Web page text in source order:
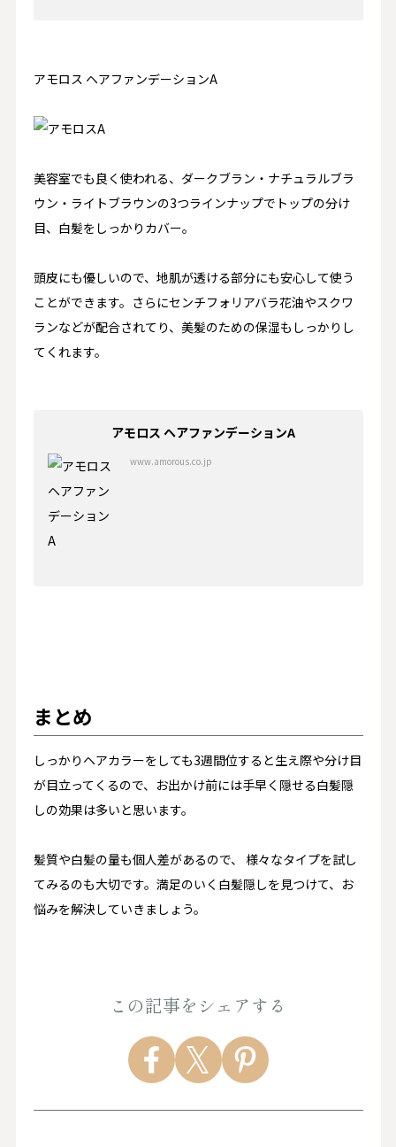
アモロス ヘアファンデーションA
美容室でも良く使われる、ダークブラン・ナチュラルブラ
ウン・ライトブラウンの3つラインナップでトップの分け
目、白髪をしっかりカバー。
頭皮にも優しいので、地肌が透ける部分にも安心して使う
ことができます。さらにセンチフォリアバラ花油やスクワ
ランなどが配合されてり、美髪のための保湿もしっかりし
てくれます。
アモロス ヘアファンデーションA
www.amorous.co.jp
まとめ
しっかりヘアカラーをしても3週間位すると生え際や分け目
が目立ってくるので、お出かけ前には手早く隠せる白髪隠
しの効果は多いと思います。
髪質や白髪の量も個人差があるので、 様々なタイプを試し
てみるのも大切です。満足のいく白髪隠しを見つけて、お
悩みを解決していきましょう。
この記事をシェアする